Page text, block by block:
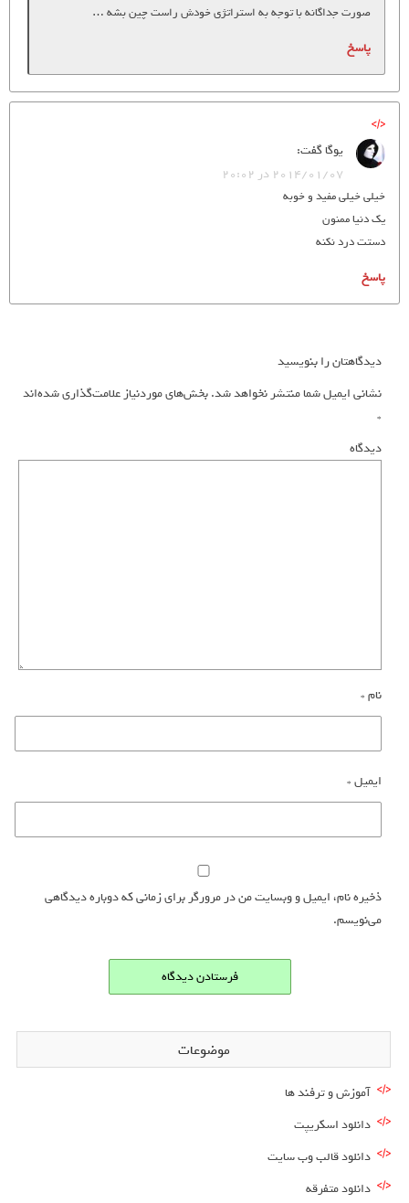
صورت جداگانه با توجه به استراتژی خودش راست چین بشه …
پاسخ
یوگاگفت:
2014/01/07 در 20:02
خیلی خیلی مفید و خوبه
یک دنیا ممنون
دستت درد نکنه
پاسخ
دیدگاهتان را بنویسید
نشانی ایمیل شما منتشر نخواهد شد.بخش‌های موردنیاز علامت‌گذاری شده‌اند
*
دیدگاه
نام*
ایمیل*
ذخیره نام، ایمیل و وبسایت من در مرورگر برای زمانی که دوباره دیدگاهی
می‌نویسم.
موضوعات
آموزش و ترفند ها
دانلود اسکریپت
دانلود قالب وب سایت
دانلود متفرقه